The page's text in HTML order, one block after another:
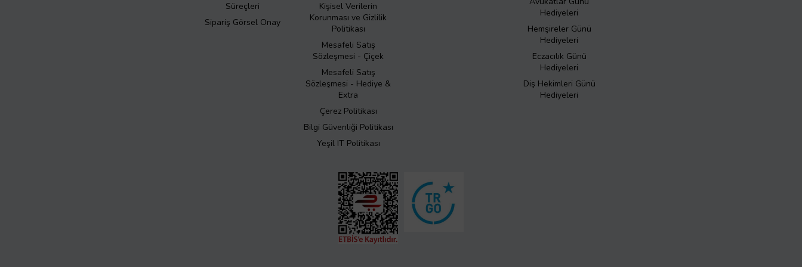
Süreçleri
Sipariş Görsel Onay
Kişisel Verilerin
Korunması ve Gizlilik
Politikası
Mesafeli Satış
Sözleşmesi - Çiçek
Mesafeli Satış
Sözleşmesi - Hediye &
Extra
Çerez Politikası
Bilgi Güvenliği Politikası
Yeşil IT Politikası
Hediyeleri
Hemşireler Günü
Hediyeleri
Eczacılık Günü
Hediyeleri
Diş Hekimleri Günü
Hediyeleri